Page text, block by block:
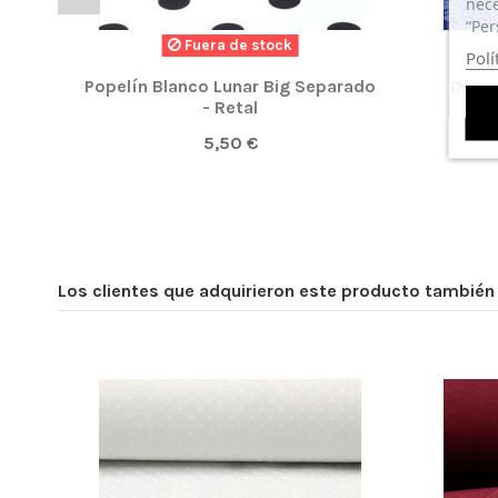
Fuera de stock
Popelín Blanco Lunar Big Separado
- Retal
5,50 €
Los clientes que adquirieron este producto